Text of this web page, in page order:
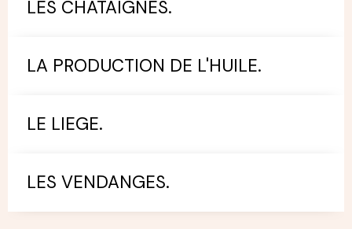
LES CHATAIGNES.
LA PRODUCTION DE L'HUILE.
LE LIEGE.
LES VENDANGES.